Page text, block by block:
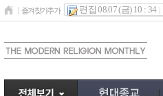
즐겨찾기추가 편집 08.07 (금) 10 : 34